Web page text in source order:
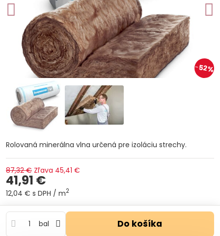
52%
Rolovaná minerálna vlna určená pre izoláciu strechy.
87,32 € Zľava 45,41 €
41,91 €
12,04 € s DPH / m2
bal Do košíka